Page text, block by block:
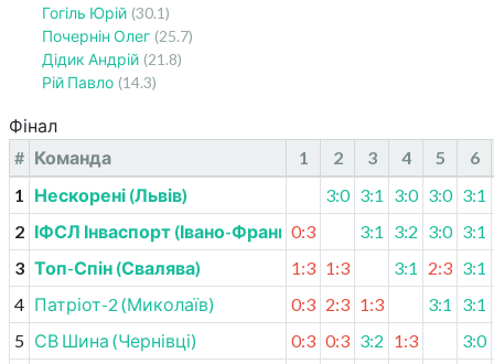
Гогіль Юрій (30.1)
Почернін Олег (25.7)
Дідик Андрій (21.8)
Рій Павло (14.3)
Фінал
# Команда 1 2 3 4 5
6
1
Нескорені (Львів) 3:0 3:1 3:0 3:0 3:1
2 ІФСЛ Інваспорт (Івано-Франківськ)
0:3 3:1 3:2 3:0 3:1
3 Топ-Спін (Свалява) 1:3 1:3 3:1 2:3 3:1
4 Патріот-2 (Миколаїв) 0:3 2:3 1:3 3:1
3:1
5 СВ Шина (Чернівці) 0:3 0:3 3:2 1:3
3:0